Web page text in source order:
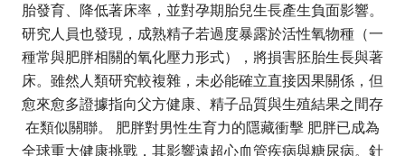
胎發育、降低著床率，並對孕期胎兒生長產生負面影響。
研究人員也發現，成熟精子若過度暴露於活性氧物種（一
種常與肥胖相關的氧化壓力形式），將損害胚胎生長與著
床。雖然人類研究較複雜，未必能確立直接因果關係，但
愈來愈多證據指向父方健康、精子品質與生殖結果之間存
在類似關聯。 肥胖對男性生育力的隱藏衝擊 肥胖已成為
全球重大健康挑戰，其影響遠超心血管疾病與糖尿病。針